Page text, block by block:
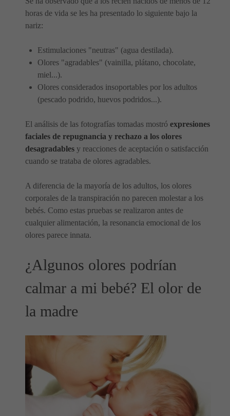
horas de vida se les ha presentado lo siguiente bajo la
nariz:
Estimulaciones "neutras" (agua destilada).
Olores "agradables" (vainilla, plátano, chocolate,
miel...).
Olores considerados insoportables por los adultos
(pescado podrido, huevos podridos...).
El análisis de las fotografías tomadas mostró expresiones
faciales de repugnancia y rechazo a los olores
desagradables y reacciones de aceptación o satisfacción
cuando se trataba de olores agradables.
A diferencia de la mayoría de los adultos, los olores
corporales de la transpiración no parecen molestar a los
bebés. Como estas pruebas se realizaron antes de
cualquier alimentación, la resonancia emocional de los
olores parece innata.
¿Algunos olores podrían
calmar a mi bebé? El olor de
la madre